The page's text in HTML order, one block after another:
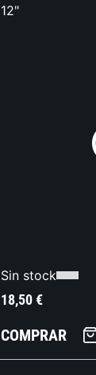
12"
Sin stock
18,50€
COMPRAR